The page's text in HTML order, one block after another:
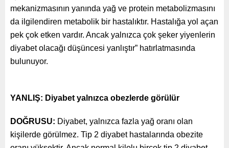
mekanizmasının yanında yağ ve protein metabolizmasını
da ilgilendiren metabolik bir hastalıktır. Hastalığa yol açan
pek çok etken vardır. Ancak yalnızca çok şeker yiyenlerin
diyabet olacağı düşüncesi yanlıştır” hatırlatmasında
bulunuyor.
YANLIŞ: Diyabet yalnızca obezlerde görülür
DOĞRUSU: Diyabet, yalnızca fazla yağ oranı olan
kişilerde görülmez. Tip 2 diyabet hastalarında obezite